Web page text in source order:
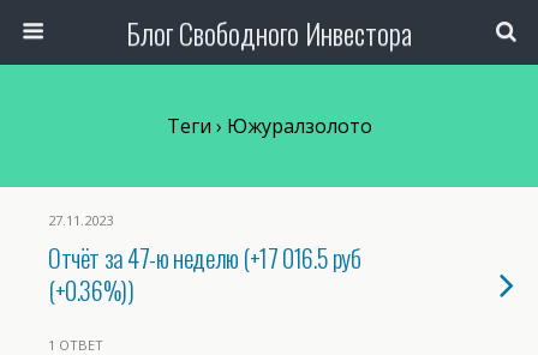
Блог Свободного Инвестора
Теги › Южуралзолото
27.11.2023
Отчёт за 47-ю неделю (+17 016.5 руб
(+0.36%))
1 ОТВЕТ